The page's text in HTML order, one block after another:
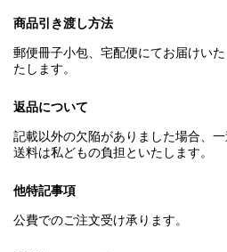
商品引き渡し方法
郵便冊子小包、宅配便にてお届けい
たします。
返品について
記載以外の欠陥がありました場合、一
送料は私どもの負担といたします。
他特記事項
公費でのご注文受け承ります。